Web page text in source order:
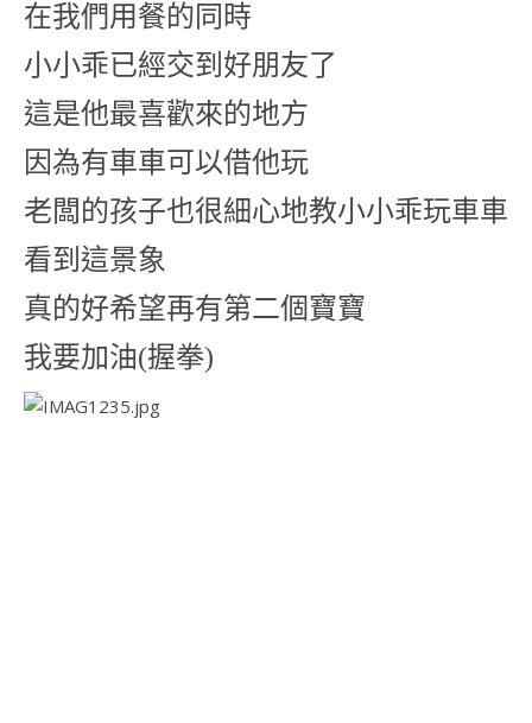
在我們用餐的同時
小小乖已經交到好朋友了
這是他最喜歡來的地方
因為有車車可以借他玩
老闆的孩子也很細心地教小小乖玩車車
看到這景象
真的好希望再有第二個寶寶
我要加油(握拳)